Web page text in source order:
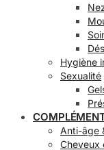
Hygiène
Sexualité
Anti-âge
Cheveux